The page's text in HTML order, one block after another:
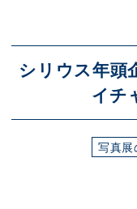
シリウス年頭
イチ
写真展
アクセス
ブログ